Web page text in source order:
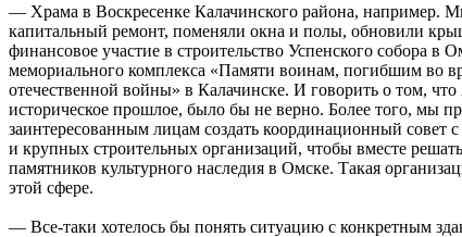
— Храма в Воскресенке Калачинского района, например.
капитальный ремонт, поменяли окна и полы, обновили
финансовое участие в строительство Успенского собора в
мемориального комплекса «Памяти воинам, погибшим во
отечественной войны» в Калачинске. И говорить о том,
историческое прошлое, было бы не верно. Более того, мы
заинтересованным лицам создать координационный совет
и крупных строительных организаций, чтобы вместе
памятников культурного наследия в Омске. Такая
этой сфере.
— Все-таки хотелось бы понять ситуацию с конкретным